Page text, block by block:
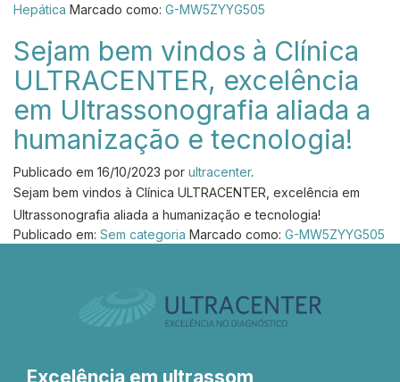
Hepática Marcado como: G-MW5ZYYG505
Sejam bem vindos à Clínica
ULTRACENTER, excelência
em Ultrassonografia aliada a
humanização e tecnologia!
Publicado em 16/10/2023 por ultracenter.
Sejam bem vindos à Clínica ULTRACENTER, excelência em
Ultrassonografia aliada a humanização e tecnologia!
Publicado em: Sem categoria Marcado como: G-MW5ZYYG505
Excelência em ultrassom